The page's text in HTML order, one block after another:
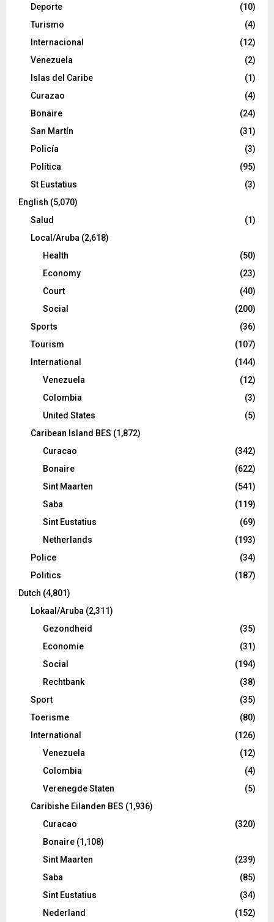
Deporte
(10)
Turismo
(4)
Internacional
(12)
Venezuela
(2)
Islas del Caribe
(1)
Curazao
(4)
Bonaire
(24)
San Martín
(31)
Policía
(3)
Política
(95)
St Eustatius
(3)
English (5,070)
Salud
(1)
Local/Aruba (2,618)
Health
(50)
Economy
(23)
Court
(40)
Social
(200)
Sports
(36)
Tourism
(107)
International
(144)
Venezuela
(12)
Colombia
(3)
United States
(5)
Caribean Island BES (1,872)
Curacao
(342)
Bonaire
(622)
Sint Maarten
(541)
Saba
(119)
Sint Eustatius
(69)
Netherlands
(193)
Police
(34)
Politics
(187)
Dutch (4,801)
Lokaal/Aruba (2,311)
Gezondheid
(35)
Economie
(31)
Social
(194)
Rechtbank
(38)
Sport
(35)
Toerisme
(80)
International
(126)
Venezuela
(12)
Colombia
(4)
Verenegde Staten
(5)
Caribishe Eilanden BES (1,936)
Curacao
(320)
Bonaire (1,108)
Sint Maarten
(239)
Saba
(85)
Sint Eustatius
(34)
Nederland
(152)